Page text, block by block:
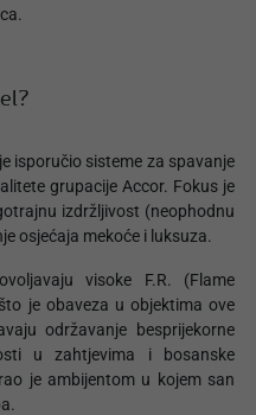
isporučio sisteme za spavanje
grupacije Accor. Fokus je
izdržljivost (neophodnu
osjećaja mekoće i luksuza.
visoke F.R. (Flame
je obaveza u objektima ove
održavanje besprijekorne
u zahtjevima i bosanske
je ambijentom u kojem san